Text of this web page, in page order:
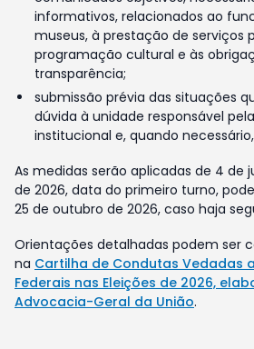
informativos, relacionados ao
museus, à prestação de serviços
programação cultural e às
transparência;
submissão prévia das situações
dúvida à unidade responsável
institucional e, quando
As medidas serão aplicadas de 4 de
de 2026, data do primeiro turno,
25 de outubro de 2026, caso haja
Orientações detalhadas podem ser
na Cartilha de Condutas Vedadas
Federais nas Eleições de 2026,
Advocacia-Geral da União.